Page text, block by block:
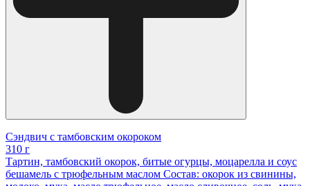
Сэндвич с тамбовским окороком
310 г
Тартин, тамбовский окорок, битые огурцы, моцарелла и соус
бешамель с трюфельным маслом Состав: окорок из свинины,